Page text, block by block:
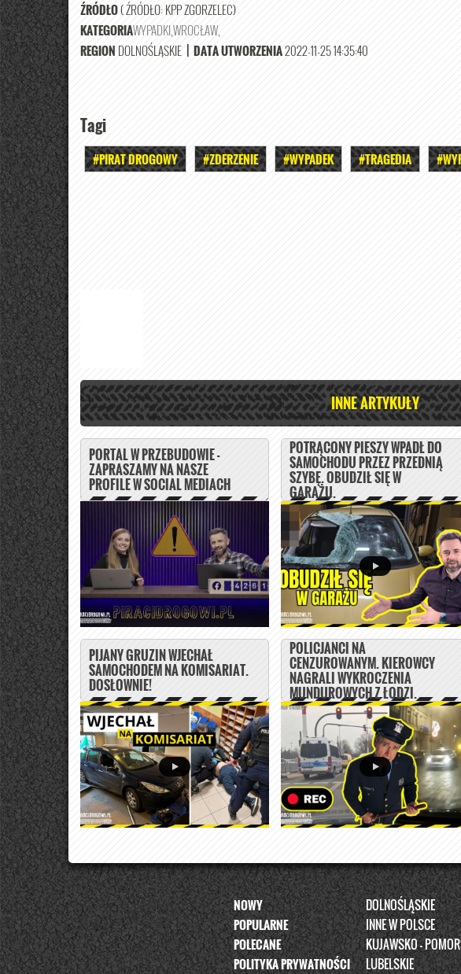
ŹRÓDŁO( ŹRÓDŁO: KPP ZGORZELEC)
KATEGORIAWYPADKIWROCŁAW
REGION DOLNOŚLĄSKIE DATA UTWORZENIA2022-11-25 14:35:40
Tagi
#PIRAT DROGOWY #ZDERZENIE #WYPADEK #TRAGEDIA
INNE ARTYKUŁY
PORTAL W PRZEBUDOWIE -
ZAPRASZAMY NA NASZE
PROFILE W SOCIAL MEDIACH
POTRĄCONY PIESZY WPADŁ DO
SAMOCHODU PRZEZ PRZEDNIĄ
SZYBĘ. OBUDZIŁ SIĘ W
GARAŻU.
PIJANY GRUZIN WJECHAŁ
SAMOCHODEM NA KOMISARIAT.
DOSŁOWNIE!
POLICJANCI NA
CENZUROWANYM. KIEROWCY
NAGRALI WYKROCZENIA
MUNDUROWYCH Z ŁODZI.
NOWY
POPULARNE
POLECANE
POLITYKA PRYWATNOŚCI
DOLNOŚLĄSKIE
INNE W POLSCE
KUJAWSKO -
LUBELSKIE